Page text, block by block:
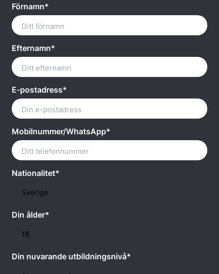
Förnamn*
Efternamn*
E-postadress*
Mobilnummer/WhatsApp*
Nationalitet*
Din ålder*
Din nuvarande utbildningsnivå*